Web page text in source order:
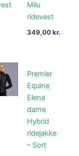
Milu
ridevest
349,00kr.
Premier
Equine
Elena
dame
Hybrid
ridejakke
– Sort